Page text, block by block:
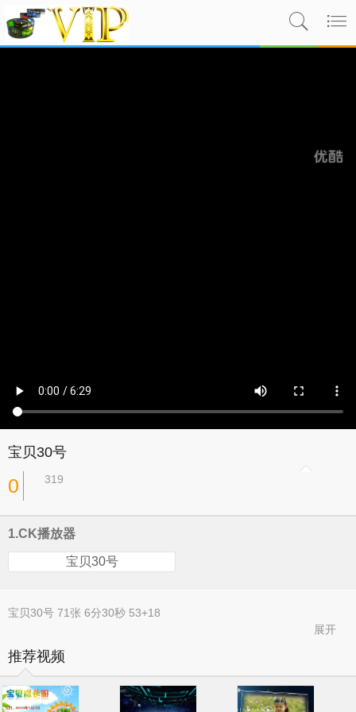
宝贝30号
0 319
1.CK播放器
宝贝30号
宝贝30号 71张 6分30秒 53+18
展开
推荐视频